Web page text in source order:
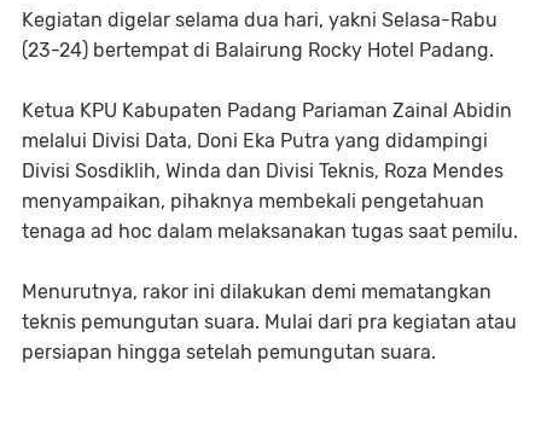
Kegiatan digelar selama dua hari, yakni Selasa-Rabu
(23-24) bertempat di Balairung Rocky Hotel Padang.
Ketua KPU Kabupaten Padang Pariaman Zainal Abidin
melalui Divisi Data, Doni Eka Putra yang didampingi
Divisi Sosdiklih, Winda dan Divisi Teknis, Roza Mendes
menyampaikan, pihaknya membekali pengetahuan
tenaga ad hoc dalam melaksanakan tugas saat pemilu.
Menurutnya, rakor ini dilakukan demi mematangkan
teknis pemungutan suara. Mulai dari pra kegiatan atau
persiapan hingga setelah pemungutan suara.